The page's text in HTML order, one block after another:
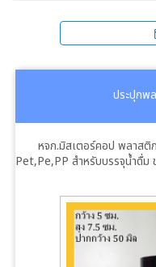
ประปุกพ
หจก.มิสเตอร์คอป พลาสติ
Pet,Pe,PP สำหรับบรรจุน้ำดื่ม